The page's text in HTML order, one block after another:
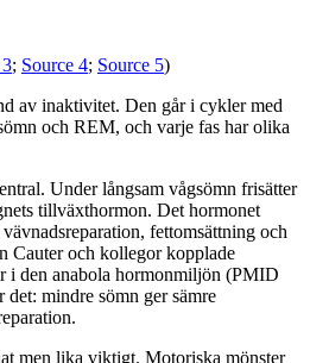
; Source 4; Source 5)
av inaktivitet. Den går i cykler med
och REM, och varje fas har olika
Under långsam vågsömn frisätter
tillväxthormon. Det hormonet
fettomsättning och
Cauter och kollegor kopplade
i den anabola hormonmiljön (PMID
mindre sömn ger sämre
men lika viktigt. Motoriska mönster